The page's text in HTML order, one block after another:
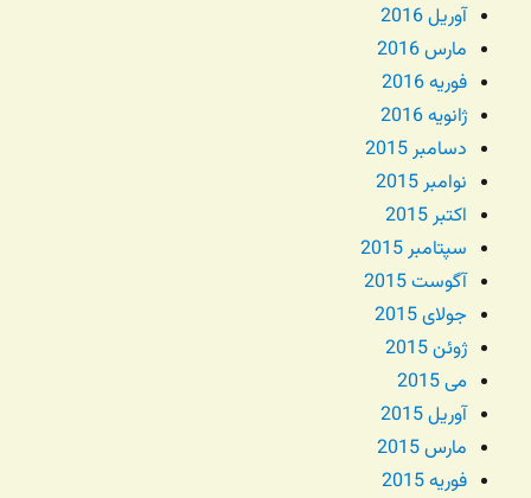
آوریل 2016
مارس 2016
فوریه 2016
ژانویه 2016
دسامبر 2015
نوامبر 2015
اکتبر 2015
سپتامبر 2015
آگوست 2015
جولای 2015
ژوئن 2015
می 2015
آوریل 2015
مارس 2015
فوریه 2015